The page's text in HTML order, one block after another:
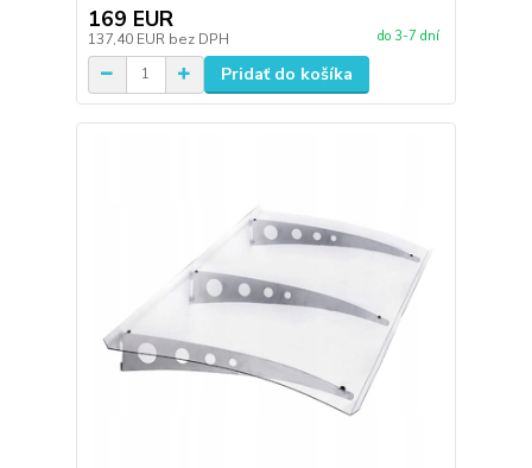
169 EUR
137,40 EUR bez DPH do 3-7 dní
Pridať do košíka